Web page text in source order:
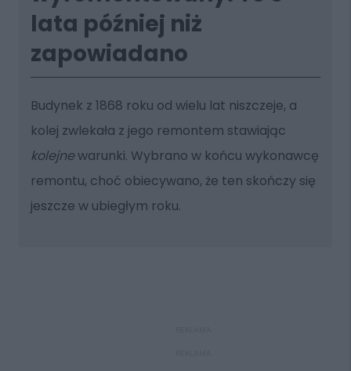
lata później niż
zapowiadano
Budynek z 1868 roku od wielu lat niszczeje, a
kolej zwlekała z jego remontem stawiając
kolejnewarunki. Wybrano w końcu wykonawcę
remontu, choć obiecywano, że ten skończy się
jeszcze w ubiegłym roku.